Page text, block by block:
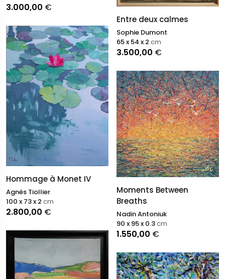
3.000,00 €
Hommage à Monet IV
Agnès Tiollier
2.800,00 €
100 x 73 x 2 cm
Entre deux calmes
Sophie Dumont
3.500,00 €
65 x 54 x 2 cm
Moments Between
Breaths
Nadin Antoniuk
1.550,00 €
90 x 95 x 0.3cm